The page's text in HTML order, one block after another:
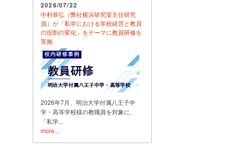
2026/07/22
中村恭弘（弊社横浜研究室主任研究
員）が「私学における学校経営と教員
の役割の変化」をテーマに教員研修を
実施
2026年7月、明治大学付属八王子中
学・高等学校様の教職員を対象に、
「私学...
more...